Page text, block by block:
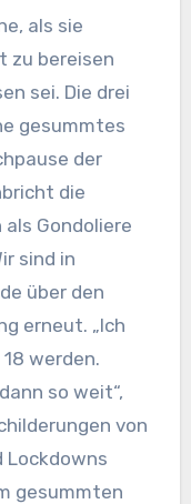
als sie
zu bereisen
sei. Die drei
gesummtes
der
die
Gondoliere
sind in
über den
erneut. „Ich
werden.
so weit“,
von
Lockdowns
gesummten